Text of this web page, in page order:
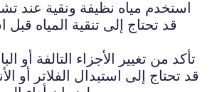
قد تحتاج إلى تنقية المياه
قد تحتاج إلى استبدال الفلاتر أو